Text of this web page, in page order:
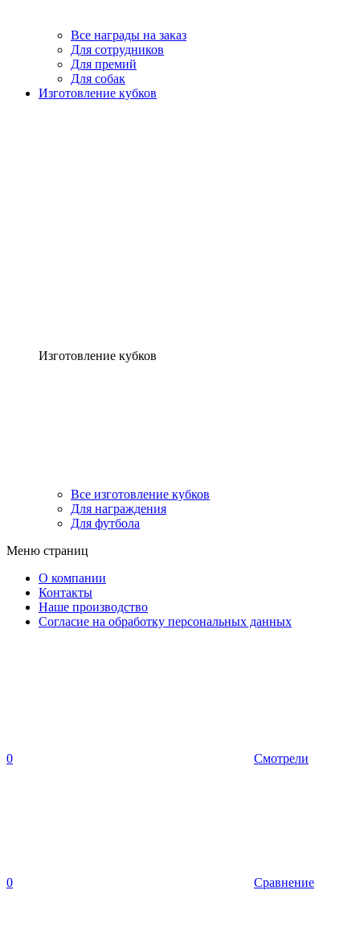
Все награды на заказ
Для сотрудников
Для премий
Для собак
Изготовление кубков
Изготовление кубков
Все изготовление кубков
Для награждения
Для футбола
Меню страниц
О компании
Контакты
Наше производство
Согласие на обработку персональных данных
0 Смотрели
0 Сравнение